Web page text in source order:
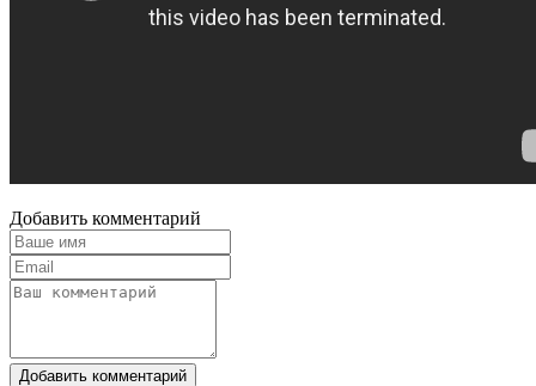
Добавить комментарий
Добавить комментарий